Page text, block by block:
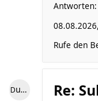
Antworten:
Rufe den
Dude77
Re: